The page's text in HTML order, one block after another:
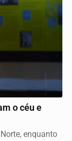
o céu e
enquanto